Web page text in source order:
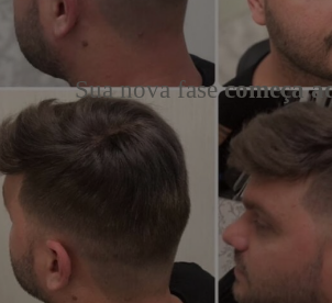
Sua nova fasecomeça